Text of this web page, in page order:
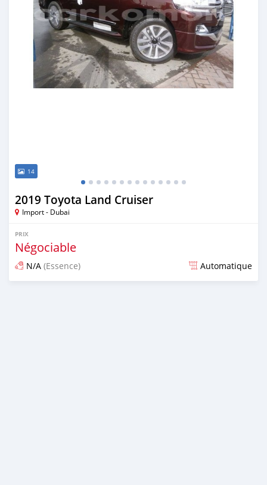
14
2019 Toyota Land Cruiser
Import - Dubai
PRIX
Négociable
N/A (Essence) Automatique